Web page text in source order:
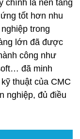
chính là nền tảng
tốt hơn nhu
trong
lớn đã được
công như
đã minh
thuật của CMC
nghiệp, đủ điều